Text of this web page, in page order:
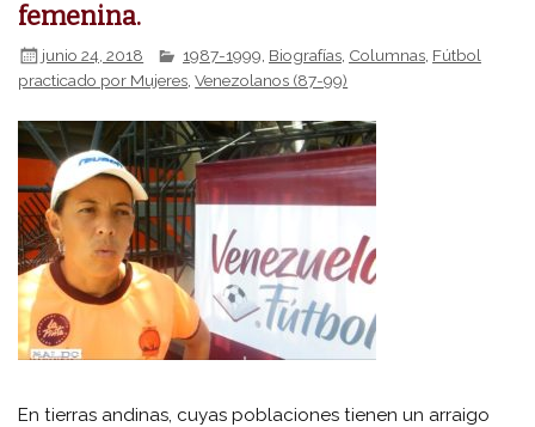
femenina.
junio 24, 2018 1987-1999 Biografías Columnas Fútbol
practicado por Mujeres ,Venezolanos (87-99)
En tierras andinas, cuyas poblaciones tienen un arraigo